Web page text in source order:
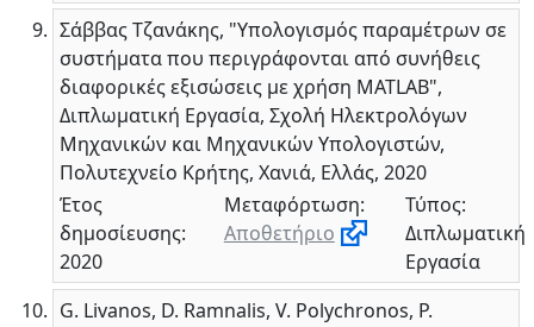
Σάββας Τζανάκης, "Υπολογισμός παραμέτρων σε
συστήματα που περιγράφονται από συνήθεις
διαφορικές εξισώσεις με χρήση MATLAB",
Διπλωματική Εργασία, Σχολή Ηλεκτρολόγων
Μηχανικών και Μηχανικών Υπολογιστών,
Πολυτεχνείο Κρήτης, Χανιά, Ελλάς, 2020
Έτος
δημοσίευσης:
2020
Μεταφόρτωση:
Αποθετήριο
Τύπος:
Διπλωματική
Εργασία
G. Livanos, D. Ramnalis, V. Polychronos, P.